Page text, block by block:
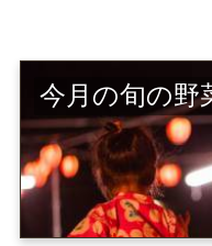
今月の旬の野